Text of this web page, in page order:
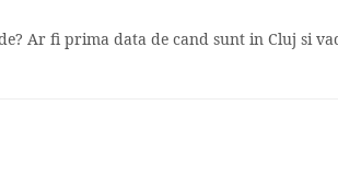
Ar fi prima data de cand sunt in Cluj si